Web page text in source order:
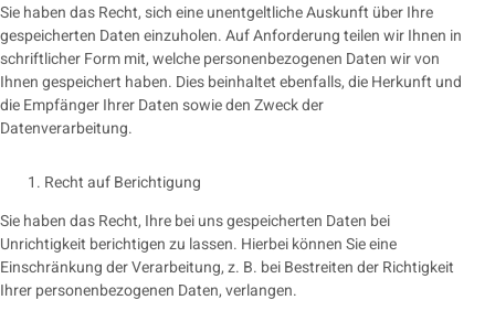
Sie haben das Recht, sich eine unentgeltliche Auskunft über Ihre
gespeicherten Daten einzuholen. Auf Anforderung teilen wir Ihnen in
schriftlicher Form mit, welche personenbezogenen Daten wir von
Ihnen gespeichert haben. Dies beinhaltet ebenfalls, die Herkunft und
die Empfänger Ihrer Daten sowie den Zweck der
Datenverarbeitung.
Recht auf Berichtigung
Sie haben das Recht, Ihre bei uns gespeicherten Daten bei
Unrichtigkeit berichtigen zu lassen. Hierbei können Sie eine
Einschränkung der Verarbeitung, z. B. bei Bestreiten der Richtigkeit
Ihrer personenbezogenen Daten, verlangen.